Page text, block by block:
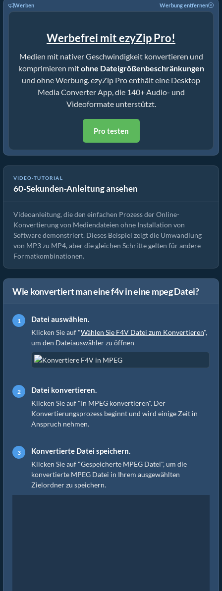
Werben Werbung entfernen
Werbefrei mit ezyZip Pro!
Medien mit nativer Geschwindigkeit konvertieren und
komprimieren mitohne Dateigrößenbeschränkungen
und ohne Werbung. ezyZip Pro enthält eine Desktop
Media Converter App, die 140+ Audio- und
Videoformate unterstützt.
Pro testen
VIDEO-TUTORIAL
60-Sekunden-Anleitung ansehen
Wie man Mediendateien konvertiert
Videoanleitung, die den einfachen Prozess der Online-
Konvertierung von Mediendateien ohne Installation von
Software demonstriert. Dieses Beispiel zeigt die Umwandlung
von MP3 zu MP4, aber die gleichen Schritte gelten für andere
Formatkombinationen.
Wie konvertiert man eine f4v in eine mpeg Datei?
Datei auswählen.
Klicken Sie auf "Wählen Sie F4V Datei zum Konvertieren",
um den Dateiauswähler zu öffnen
Datei konvertieren.
Klicken Sie auf "In MPEG konvertieren". Der
Konvertierungsprozess beginnt und wird einige Zeit in
Anspruch nehmen.
Konvertierte Datei speichern.
Klicken Sie auf "Gespeicherte MPEG Datei", um die
konvertierte MPEG Datei in Ihrem ausgewählten
Zielordner zu speichern.